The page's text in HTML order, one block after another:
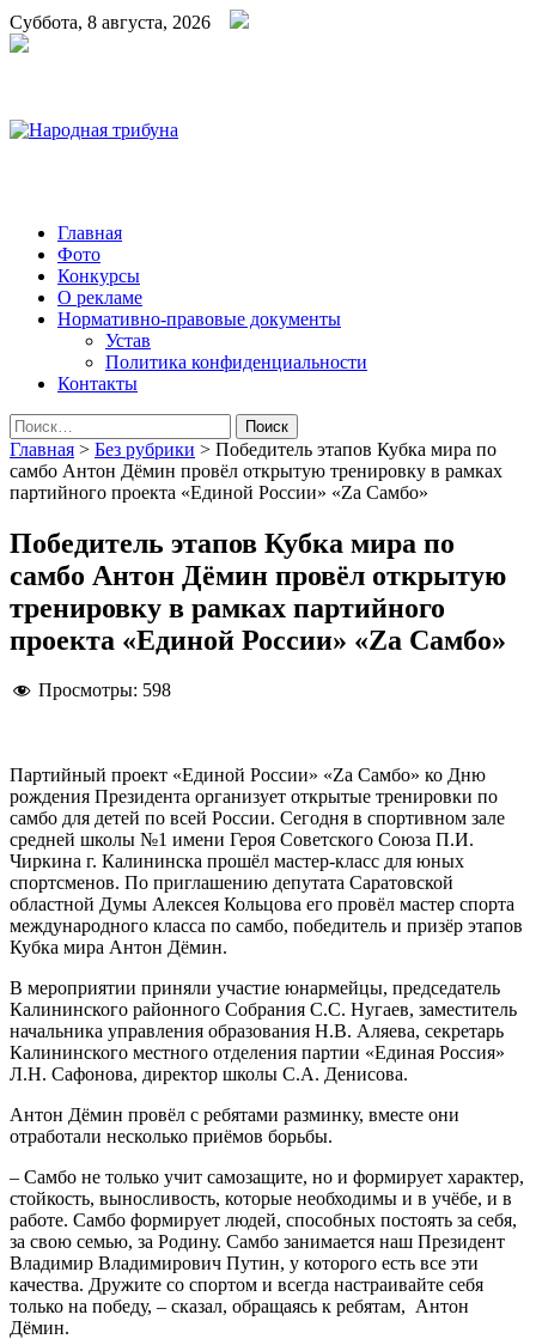
Суббота, 8 августа, 2026
Народная трибуна
Калининская районная газета
Главная
Фото
Конкурсы
О рекламе
Нормативно-правовые документы
Устав
Политика конфиденциальности
Контакты
Найти:
Главная > Без рубрики > Победитель этапов Кубка мира по
самбо Антон Дёмин провёл открытую тренировку в рамках
партийного проекта «Единой России» «Za Самбо»
Победитель этапов Кубка мира по
самбо Антон Дёмин провёл открытую
тренировку в рамках партийного
проекта «Единой России» «Za Самбо»
Просмотры: 598
Партийный проект «Единой России» «Za Самбо» ко Дню
рождения Президента организует открытые тренировки по
самбо для детей по всей России. Сегодня в спортивном зале
средней школы №1 имени Героя Советского Союза П.И.
Чиркина г. Калининска прошёл мастер-класс для юных
спортсменов. По приглашению депутата Саратовской
областной Думы Алексея Кольцова его провёл мастер спорта
международного класса по самбо, победитель и призёр этапов
Кубка мира Антон Дёмин.
В мероприятии приняли участие юнармейцы, председатель
Калининского районного Собрания С.С. Нугаев, заместитель
начальника управления образования Н.В. Аляева, секретарь
Калининского местного отделения партии «Единая Россия»
Л.Н. Сафонова, директор школы С.А. Денисова.
Антон Дёмин провёл с ребятами разминку, вместе они
отработали несколько приёмов борьбы.
– Самбо не только учит самозащите, но и формирует характер,
стойкость, выносливость, которые необходимы и в учёбе, и в
работе. Самбо формирует людей, способных постоять за себя,
за свою семью, за Родину. Самбо занимается наш Президент
Владимир Владимирович Путин, у которого есть все эти
качества. Дружите со спортом и всегда настраивайте себя
только на победу, – сказал, обращаясь к ребятам, Антон
Дёмин.